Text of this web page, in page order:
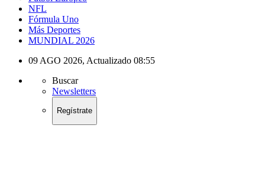
NFL
Fórmula Uno
Más Deportes
MUNDIAL 2026
09 AGO 2026, Actualizado 08:55
Buscar
Newsletters
Regístrate